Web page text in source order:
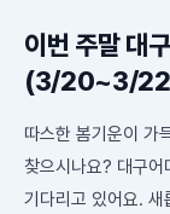
이번 주말 대
(3/20~3/
따스한 봄기운이 가
찾으시나요? 대구어
기다리고 있어요. 새